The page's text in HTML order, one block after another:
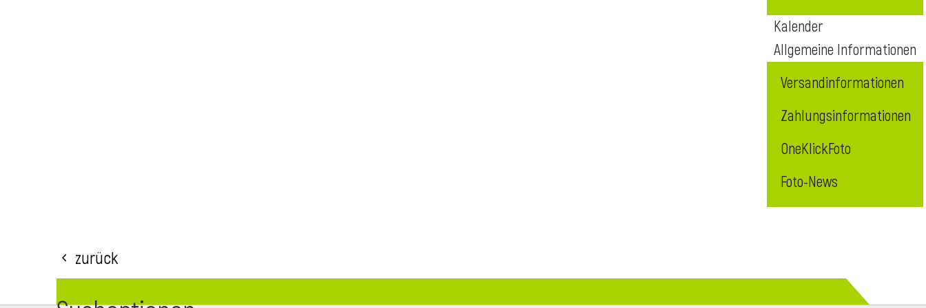
Kalender
Allgemeine Informationen
Versandinformationen
Zahlungsinformationen
OneKlickFoto
Foto-News
Zurück